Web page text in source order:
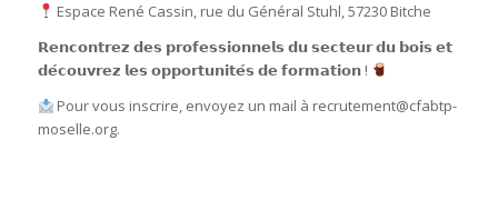
Espace René Cassin, rue du Général Stuhl, 57230 Bitche
𝗥𝗲𝗻𝗰𝗼𝗻𝘁𝗿𝗲𝘇 𝗱𝗲𝘀 𝗽𝗿𝗼𝗳𝗲𝘀𝘀𝗶𝗼𝗻𝗻𝗲𝗹𝘀 𝗱𝘂 𝘀𝗲𝗰𝘁𝗲𝘂𝗿 𝗱𝘂 𝗯𝗼𝗶𝘀 𝗲𝘁
𝗱𝗲́𝗰𝗼𝘂𝘃𝗿𝗲𝘇 𝗹𝗲𝘀 𝗼𝗽𝗽𝗼𝗿𝘁𝘂𝗻𝗶𝘁𝗲́𝘀 𝗱𝗲 𝗳𝗼𝗿𝗺𝗮𝘁𝗶𝗼𝗻!
Pour vous inscrire, envoyez un mail à recrutement@cfabtp-
moselle.org.